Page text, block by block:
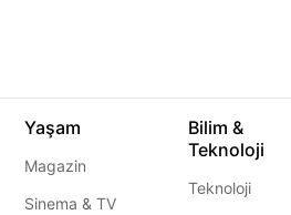
Yaşam
Magazin
Sinema & TV
Bilim &
Teknoloji
Teknoloji